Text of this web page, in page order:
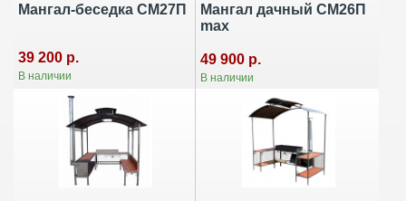
Мангал-беседка СМ27П
39 200 р.
В наличии
Мангал дачный СМ26П
max
49 900 р.
В наличии